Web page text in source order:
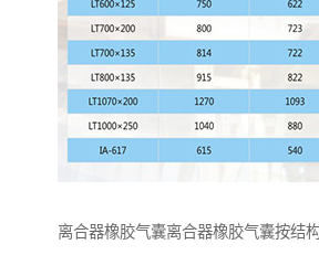
离合器橡胶气囊离合器橡胶气囊按结